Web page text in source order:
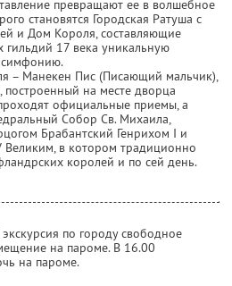
превращают ее в волшебное
становятся Городская Ратуша с
и Дом Короля, составляющие
17 века уникальную
симфонию.
– Манекен Пис (Писающий мальчик),
на месте дворца
официальные приемы, а
Собор Св. Михаила,
Брабантский Генрихом I и
в котором традиционно
королей и по сей день.
по городу свободное
на пароме. В 16.00
на пароме.